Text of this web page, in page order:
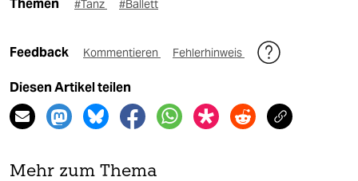
Themen #Tanz #Ballett
Feedback Kommentieren Fehlerhinweis
Diesen Artikel teilen
Mehr zum Thema